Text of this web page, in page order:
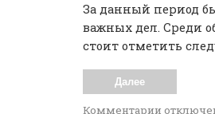
За данный период
важных дел. Среди
стоит отметить
Далее
Комментарии